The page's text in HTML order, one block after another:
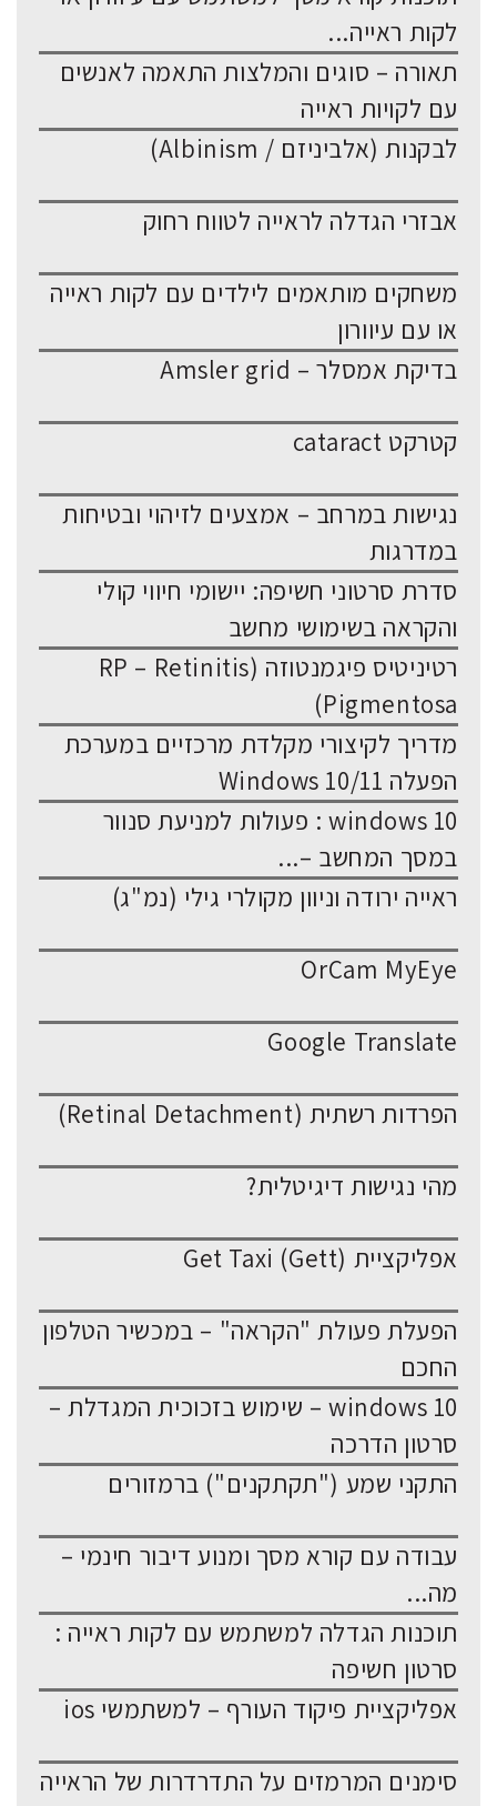
לקות ראייה...
תאורה – סוגים והמלצות התאמה לאנשים
עם לקויות ראייה
לבקנות (אלביניזם / Albinism)
אבזרי הגדלה לראייה לטווח רחוק
משחקים מותאמים לילדים עם לקות ראייה
או עם עיוורון
בדיקת אמסלר – Amsler grid
קטרקט cataract
נגישות במרחב – אמצעים לזיהוי ובטיחות
במדרגות
סדרת סרטוני חשיפה: יישומי חיווי קולי
והקראה בשימושי מחשב
רטיניטיס פיגמנטוזה (RP – Retinitis
Pigmentosa)
מדריך לקיצורי מקלדת מרכזיים במערכת
הפעלה Windows 10/11
windows 10 : פעולות למניעת סנוור
במסך המחשב –...
ראייה ירודה וניוון מקולרי גילי (נמ"ג)
OrCam MyEye
Google Translate
הפרדות רשתית (Retinal Detachment)
מהי נגישות דיגיטלית?
אפליקציית Get Taxi (Gett)
הפעלת פעולת "הקראה" – במכשיר הטלפון
החכם
windows 10 – שימוש בזכוכית המגדלת –
סרטון הדרכה
התקני שמע ("תקתקנים") ברמזורים
עבודה עם קורא מסך ומנוע דיבור חינמי –
מה...
תוכנות הגדלה למשתמש עם לקות ראייה :
סרטון חשיפה
אפליקציית פיקוד העורף – למשתמשי ios
סימנים המרמזים על התדרדרות של הראייה